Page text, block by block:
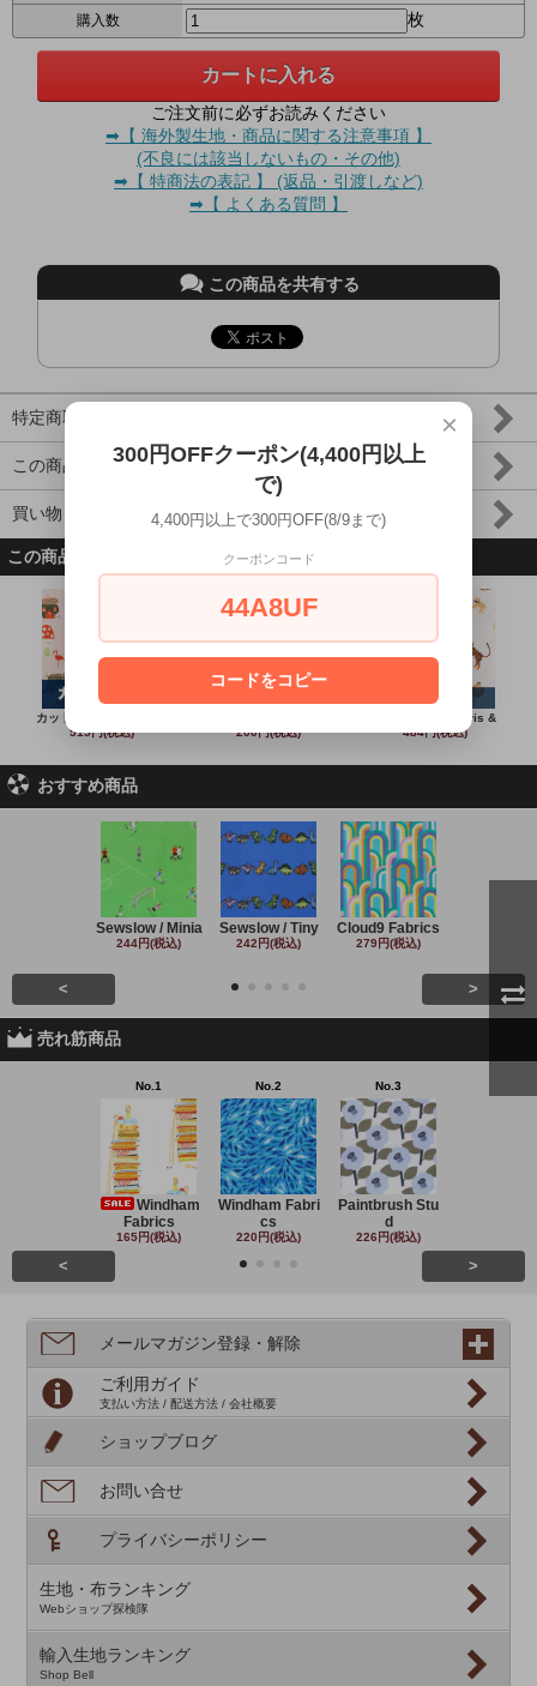
購入数 枚
ご注文前に必ずお読みください
➡【 海外製生地・商品に関する注意事項 】
(不良には該当しないもの・その他)
➡【 特商法の表記 】 (返品・引渡しなど)
➡【 よくある質問 】
この商品を共有する
特定商取引法に基づく表記 (返品など)
この商品について問い合わせる
買い物を続ける
この商品を買った人はこんな商品も買ってます
カットクロス Monaluna
515円(税込)
200円(税込)
カットクロス Lewis &
484円(税込)
おすすめ商品
Sewslow / Minia
244円(税込)
Sewslow / Tiny
242円(税込)
Cloud9 Fabrics
279円(税込)
< >
売れ筋商品
No.1
Windham
Fabrics
165円(税込)
No.2
Windham Fabri
cs
220円(税込)
No.3
Paintbrush Stu
d
226円(税込)
< >
メールマガジン登録・解除
ご利用ガイド
支払い方法 / 配送方法 / 会社概要
ショップブログ
お問い合せ
プライバシーポリシー
生地・布ランキング
Webショップ探検隊
輸入生地ランキング
Shop Bell
×
300円OFFクーポン(4,400円以上
で)
4,400円以上で300円OFF(8/9まで)
クーポンコード
44A8UF
コードをコピー